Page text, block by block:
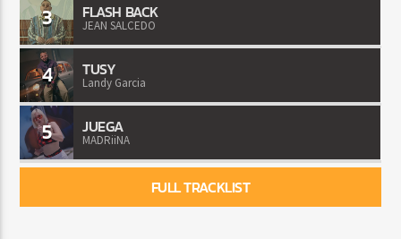
3 FLASH BACK
JEAN SALCEDO
4 TUSY
Landy Garcia
5 JUEGA
MADRiiNA
FULL TRACKLIST